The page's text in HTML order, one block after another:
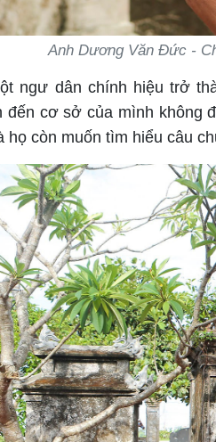
Anh Dương Văn Đức -
ngư dân chính hiệu trở
đến cơ sở của mình không
họ còn muốn tìm hiểu câu